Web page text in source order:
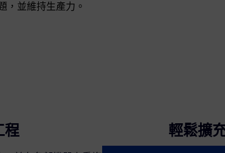
，並維持生產力。
程 輕鬆擴